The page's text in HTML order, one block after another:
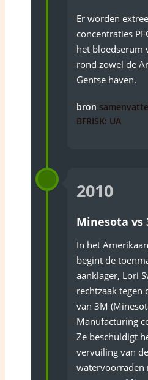
Er worden
concentraties
het bloedserum
rond zowel de
Gentse haven.
bron
BFRISK: UA
2010
Minesota vs
In het
begint de
aanklager, Lori
rechtzaak tegen
van 3M
Manufacturing
Ze beschuldigt
vervuiling van
watervoorraden